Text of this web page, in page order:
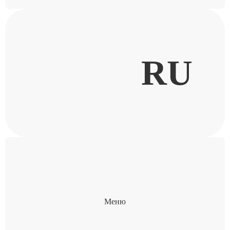
RU
Меню